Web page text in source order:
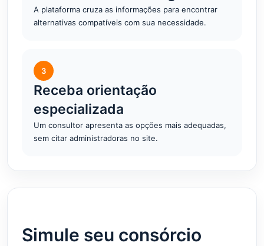
A plataforma cruza as informações para encontrar
alternativas compatíveis com sua necessidade.
3
Receba orientação
especializada
Um consultor apresenta as opções mais adequadas,
sem citar administradoras no site.
Simule seu consórcio